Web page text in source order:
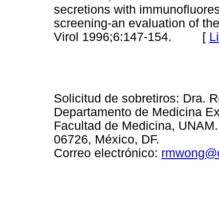
secretions with
screening-an evaluation of
Virol 1996;6:147-154. [
Solicitud de sobretiros: Dra.
Departamento de Medicina
Facultad de Medicina,
06726, México, DF.
Correo electrónico: